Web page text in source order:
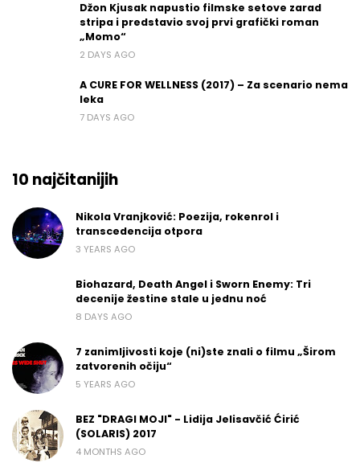
Džon Kjusak napustio filmske setove zarad
stripa i predstavio svoj prvi grafički roman
„Momo“
2 DAYS AGO
A CURE FOR WELLNESS (2017) – Za scenario nema
leka
7 DAYS AGO
10 najčitanijih
Nikola Vranjković: Poezija, rokenrol i
transcedencija otpora
3 YEARS AGO
Biohazard, Death Angel i Sworn Enemy: Tri
decenije žestine stale u jednu noć
8 DAYS AGO
7 zanimljivosti koje (ni)ste znali o filmu „Širom
zatvorenih očiju“
5 YEARS AGO
BEZ "DRAGI MOJI" - Lidija Jelisavčić Ćirić
(SOLARIS) 2017
4 MONTHS AGO